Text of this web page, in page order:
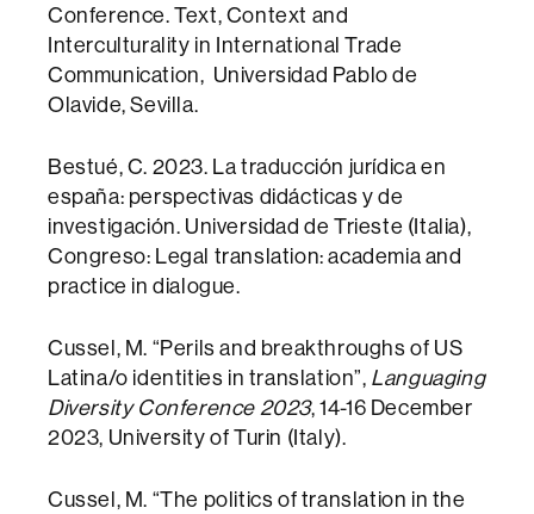
Conference. Text, Context and
Interculturality in International Trade
Communication, Universidad Pablo de
Olavide, Sevilla.
Bestué, C. 2023. La traducción jurídica en
españa: perspectivas didácticas y de
investigación. Universidad de Trieste (Italia),
Congreso: Legal translation: academia and
practice in dialogue.
Cussel, M. “Perils and breakthroughs of US
Latina/o identities in translation”, Languaging
Diversity Conference 2023, 14-16 December
2023, University of Turin (Italy).
Cussel, M. “The politics of translation in the